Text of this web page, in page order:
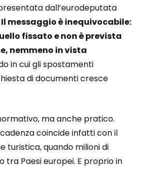
dall’eurodeputata
Il messaggio è inequivocabile:
fissato e non è prevista
nemmeno in vista
in cui gli spostamenti
di documenti cresce
ma anche pratico.
coincide infatti con il
turistica, quando milioni di
tra Paesi europei. E proprio in